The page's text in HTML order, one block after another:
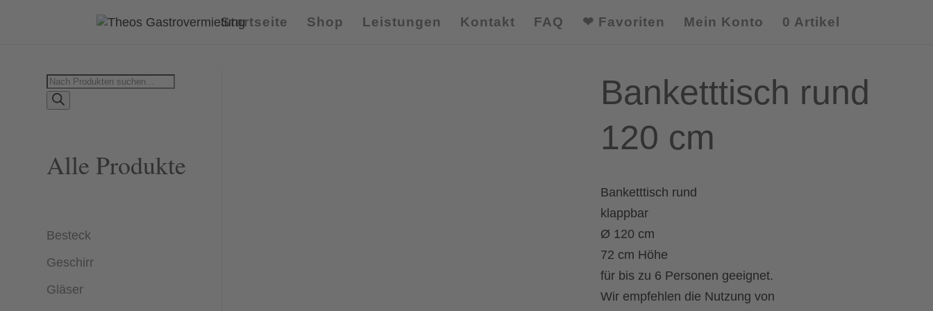
Startseite Shop Leistungen Kontakt FAQ ❤ Favoriten Mein Konto 0 Artikel
Products
search
Alle Produkte
Besteck
Geschirr
Gläser
Banketttisch rund
120 cm
Banketttisch rund
klappbar
Ø 120 cm
72 cm Höhe
für bis zu 6 Personen geeignet.
Wir empfehlen die Nutzung von